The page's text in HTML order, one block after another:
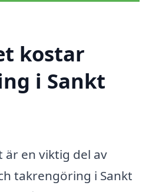
kostar
i Sankt
en viktig del av
takrengöring i Sankt